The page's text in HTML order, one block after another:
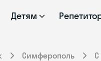
Детям
Симферополь С